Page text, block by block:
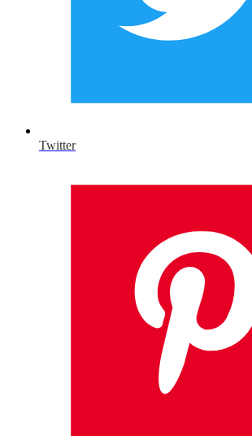
Twitter